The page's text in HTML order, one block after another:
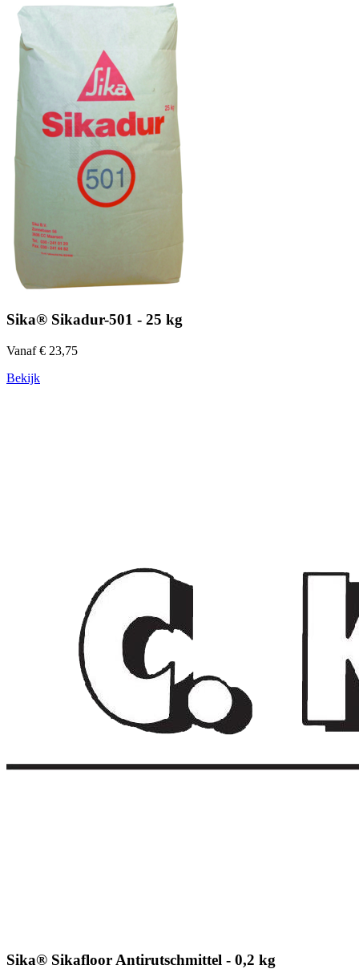
Sika® Sikadur-501 - 25 kg
Vanaf € 23,75
Bekijk
Sika® Sikafloor Antirutschmittel - 0,2 kg